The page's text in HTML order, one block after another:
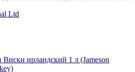
Ltd